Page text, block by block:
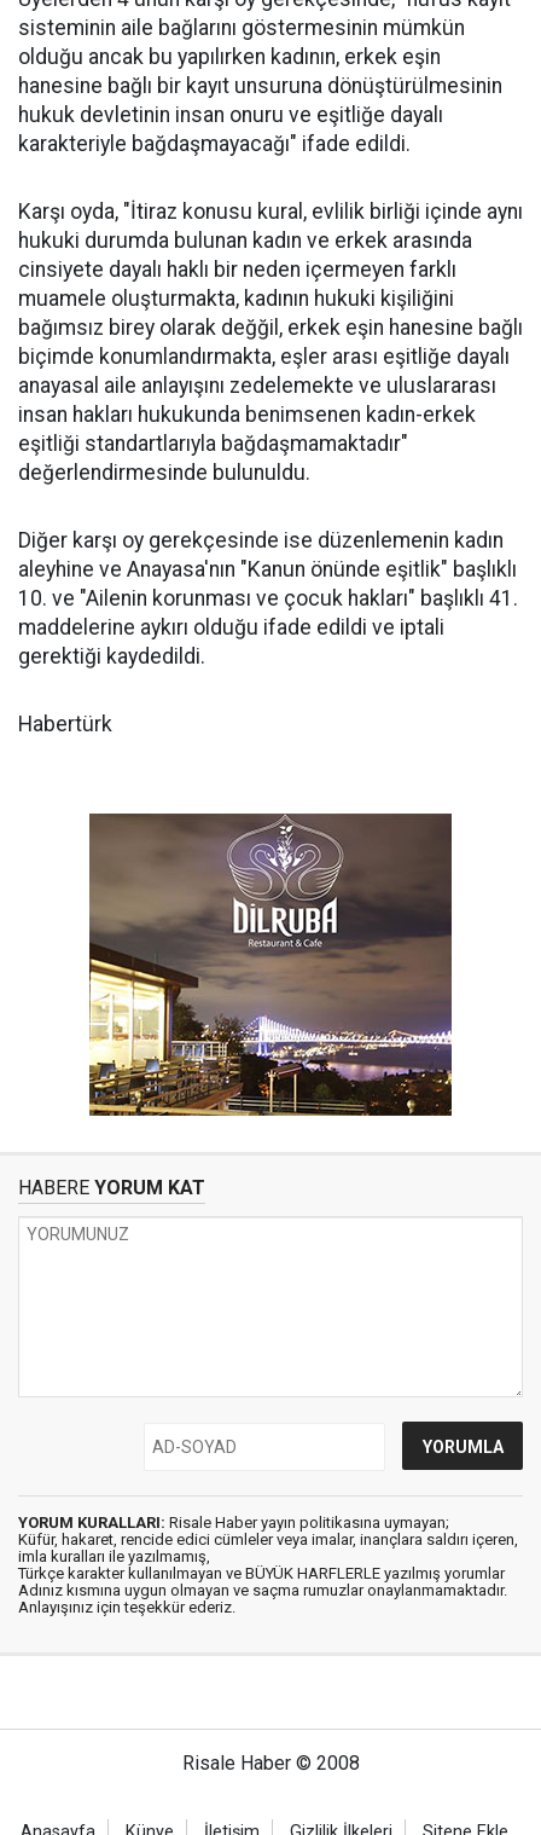
sisteminin aile bağlarını göstermesinin mümkün
olduğu ancak bu yapılırken kadının, erkek eşin
hanesine bağlı bir kayıt unsuruna dönüştürülmesinin
hukuk devletinin insan onuru ve eşitliğe dayalı
karakteriyle bağdaşmayacağı" ifade edildi.
Karşı oyda, "İtiraz konusu kural, evlilik birliği içinde aynı
hukuki durumda bulunan kadın ve erkek arasında
cinsiyete dayalı haklı bir neden içermeyen farklı
muamele oluşturmakta, kadının hukuki kişiliğini
bağımsız birey olarak değğil, erkek eşin hanesine bağlı
biçimde konumlandırmakta, eşler arası eşitliğe dayalı
anayasal aile anlayışını zedelemekte ve uluslararası
insan hakları hukukunda benimsenen kadın-erkek
eşitliği standartlarıyla bağdaşmamaktadır"
değerlendirmesinde bulunuldu.
Diğer karşı oy gerekçesinde ise düzenlemenin kadın
aleyhine ve Anayasa'nın "Kanun önünde eşitlik" başlıklı
10. ve "Ailenin korunması ve çocuk hakları" başlıklı 41.
maddelerine aykırı olduğu ifade edildi ve iptali
gerektiği kaydedildi.
Habertürk
HABERE YORUM KAT
YORUM KURALLARI: Risale Haber yayın politikasına uymayan;
Küfür, hakaret, rencide edici cümleler veya imalar, inançlara saldırı içeren,
imla kuralları ile yazılmamış,
Türkçe karakter kullanılmayan ve BÜYÜK HARFLERLE yazılmış yorumlar
Adınız kısmına uygun olmayan ve saçma rumuzlar onaylanmamaktadır.
Anlayışınız için teşekkür ederiz.
Risale Haber © 2008